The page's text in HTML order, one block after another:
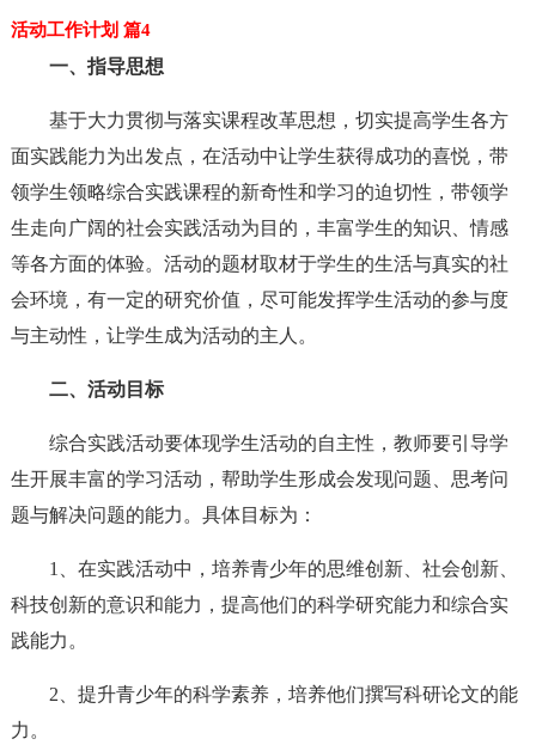
活动工作计划 篇4
一、指导思想
基于大力贯彻与落实课程改革思想，切实提高学生各方
面实践能力为出发点，在活动中让学生获得成功的喜悦，带
领学生领略综合实践课程的新奇性和学习的迫切性，带领学
生走向广阔的社会实践活动为目的，丰富学生的知识、情感
等各方面的体验。活动的题材取材于学生的生活与真实的社
会环境，有一定的研究价值，尽可能发挥学生活动的参与度
与主动性，让学生成为活动的主人。
二、活动目标
综合实践活动要体现学生活动的自主性，教师要引导学
生开展丰富的学习活动，帮助学生形成会发现问题、思考问
题与解决问题的能力。具体目标为：
1、在实践活动中，培养青少年的思维创新、社会创新、
科技创新的意识和能力，提高他们的科学研究能力和综合实
践能力。
2、提升青少年的科学素养，培养他们撰写科研论文的能
力。